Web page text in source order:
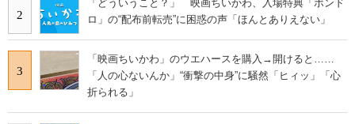
2
「どういうこと？」 映画ちいかわ、入場特典「ボンド
ロ」の“配布前転売”に困惑の声「ほんとありえない」
3
「映画ちいかわ」のウエハースを購入→開けると……
「人の心ないんか」“衝撃の中身”に騒然「ヒィッ」「心
折られる」